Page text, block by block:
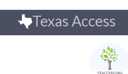
contenido
principal
Texas Access